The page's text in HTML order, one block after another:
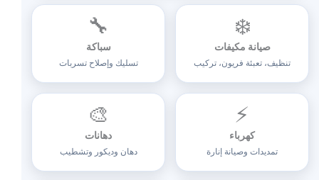
❄️
صيانة مكيفات
تنظيف، تعبئة فريون، تركيب
🔧
سباكة
تسليك وإصلاح تسربات
⚡
كهرباء
تمديدات وصيانة إنارة
🎨
دهانات
دهان وديكور وتشطيب